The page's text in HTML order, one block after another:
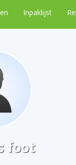
Inpaklijst
foot